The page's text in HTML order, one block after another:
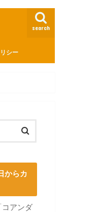
search
シー
からカ
コアンダ